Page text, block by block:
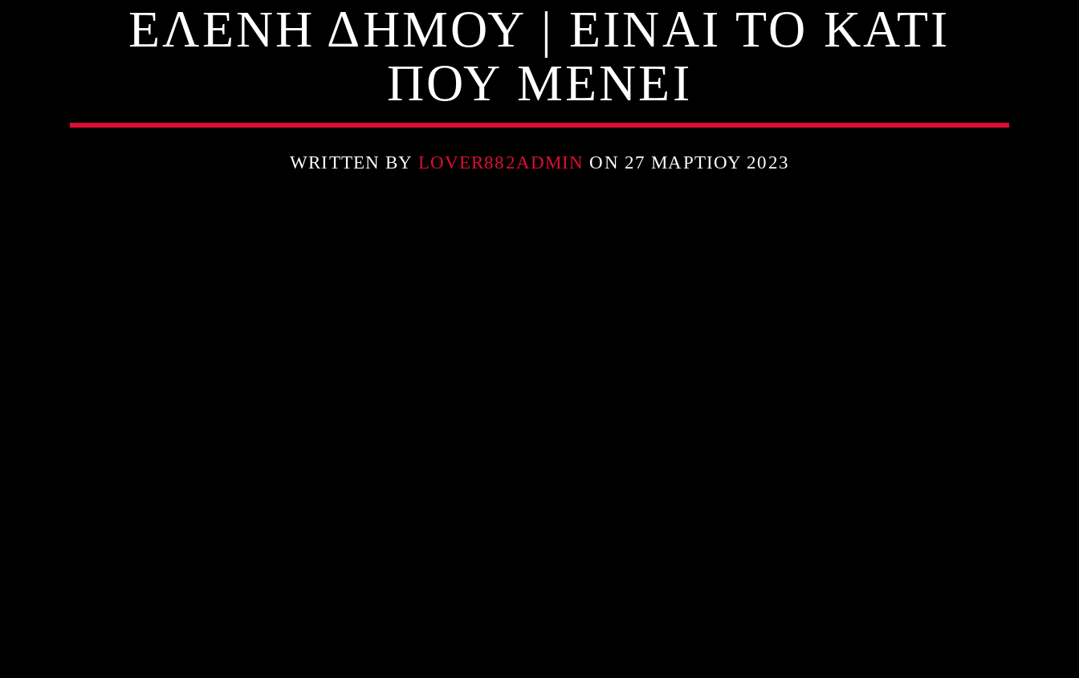
ΕΛΕΝΗ ΔΗΜΟΥ | ΕΙΝΑΙ ΤΟ ΚΑΤΙ
ΠΟΥ ΜΕΝΕΙ
WRITTEN BY LOVER882ADMIN ON 27 ΜΑΡΤΊΟΥ 2023